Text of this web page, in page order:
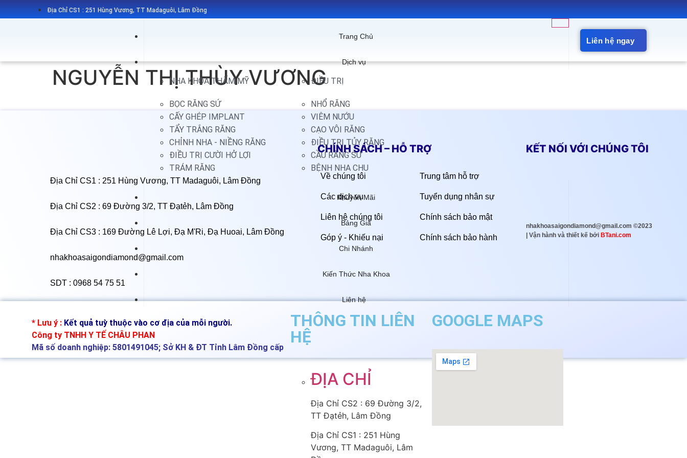
Địa Chỉ CS1 : 251 Hùng Vương, TT Madaguôi, Lâm Đồng
Trang Chủ
Dịch vụ
NHA KHOA THẨM MỸ
BỌC RĂNG SỨ
CẤY GHÉP IMPLANT
TẨY TRẮNG RĂNG
CHỈNH NHA - NIỀNG RĂNG
ĐIỀU TRỊ CƯỜI HỞ LỢI
TRÁM RĂNG
ĐIỀU TRỊ
NHỔ RĂNG
VIÊM NƯỚU
CẠO VÔI RĂNG
ĐIỀU TRỊ TỦY RĂNG
CẦU RĂNG SỨ
BỆNH NHA CHU
Khuyến Mãi
Bảng Giá
Chi Nhánh
Kiến Thức Nha Khoa
Liên hệ
THÔNG TIN LIÊN
HỆ
ĐỊA CHỈ
Địa Chỉ CS2 : 69 Đường 3/2,
TT Đạtẻh, Lâm Đồng
Địa Chỉ CS1 : 251 Hùng
Vương, TT Madaguôi, Lâm
GOOGLE MAPS
Liên hệ ngay
NGUYỄN THỊ THÙY VƯƠNG
Địa Chỉ CS1 : 251 Hùng Vương, TT Madaguôi, Lâm Đồng
Địa Chỉ CS2 : 69 Đường 3/2, TT Đạtẻh, Lâm Đồng
Địa Chỉ CS3 : 169 Đường Lê Lợi, Đạ M'Ri, Đạ Huoai, Lâm Đồng
nhakhoasaigondiamond@gmail.com
SDT : 0968 54 75 51
CHÍNH SÁCH – HỖ TRỢ
Về chúng tôi
Các dịch vụ
Liên hệ chúng tôi
Góp ý - Khiếu nại
Trung tâm hỗ trợ
Tuyển dụng nhân sự
Chính sách bảo mật
Chính sách bảo hành
KẾT NỐI VỚI CHÚNG TÔI
nhakhoasaigondiamond@gmail.com ©2023
| Vận hành và thiết kế bởi BTani.com
* Lưu ý : Kết quả tuỳ thuộc vào cơ địa của mỗi người.
Công ty TNHH Y TẾ CHÂU PHAN
Mã số doanh nghiệp: 5801491045; Sở KH & ĐT Tỉnh Lâm Đồng cấp